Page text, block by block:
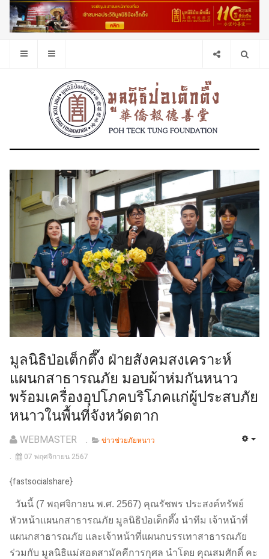
มูลนิธิป่อเต็กตึ๊ง ฝ่ายสังคมสงเคราะห์
แผนกสาธารณภัย มอบผ้าห่มกันหนาว
พร้อมเครื่องอุปโภคบริโภคแก่ผู้ประสบภัย
หนาวในพื้นที่จังหวัดตาก
WEBMASTER
ข่าวช่วยภัยหนาว
07 พฤศจิกายน 2567
{fastsocialshare}
วันนี้ (7 พฤศจิกายน พ.ศ. 2567) คุณรัชพร ประสงค์ทรัพย์
หัวหน้าแผนกสาธารณภัย มูลนิธิป่อเต็กตึ๊ง นำทีม เจ้าหน้าที่
แผนกสาธารณภัย และเจ้าหน้าที่แผนกบรรเทาสาธารณภัย
ร่วมกับ มูลนิธิแม่สอดสามัคคีการกุศล นำโดย คุณสมศักดิ์ คะ